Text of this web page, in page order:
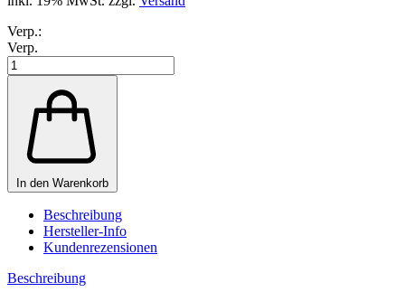
Verp.:
Verp.
In den Warenkorb
Beschreibung
Hersteller-Info
Kundenrezensionen
Beschreibung